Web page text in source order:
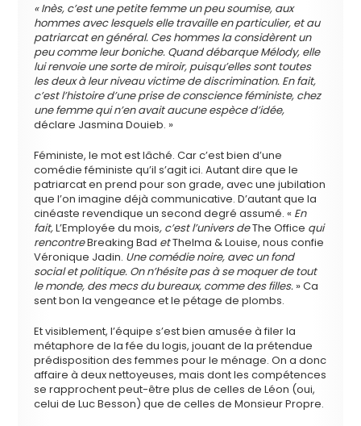
« Inès, c’est une petite femme un peu soumise, aux
hommes avec lesquels elle travaille en particulier, et au
patriarcat en général. Ces hommes la considèrent un
peu comme leur boniche. Quand débarque Mélody, elle
lui renvoie une sorte de miroir, puisqu’elles sont toutes
les deux à leur niveau victime de discrimination. En fait,
c’est l’histoire d’une prise de conscience féministe, chez
une femme qui n’en avait aucune espèce d’idée,
déclare Jasmina Douieb. »
Féministe, le mot est lâché. Car c’est bien d’une
comédie féministe qu’il s’agit ici. Autant dire que le
patriarcat en prend pour son grade, avec une jubilation
que l’on imagine déjà communicative. D’autant que la
cinéaste revendique un second degré assumé. « En
fait,L’Employée du mois, c’est l’univers deThe Office qui
rencontreBreaking Bad etThelma & Louise, nous confie
Véronique Jadin. Une comédie noire, avec un fond
social et politique. On n’hésite pas à se moquer de tout
le monde, des mecs du bureaux, comme des filles. » Ca
sent bon la vengeance et le pétage de plombs.
Et visiblement, l’équipe s’est bien amusée à filer la
métaphore de la fée du logis, jouant de la prétendue
prédisposition des femmes pour le ménage. On a donc
affaire à deux nettoyeuses, mais dont les compétences
se rapprochent peut-être plus de celles de Léon (oui,
celui de Luc Besson) que de celles de Monsieur Propre.